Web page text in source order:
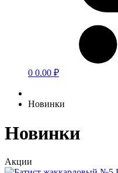
0 0.00 ₽
Новинки
Новинки
Акции